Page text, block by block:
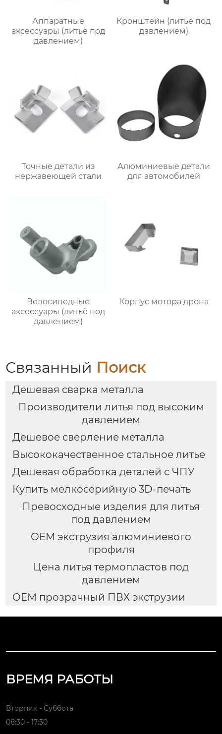
Аппаратные
аксессуары (литьё под
давлением)
Кронштейн (литьё под
давлением)
Точные детали из
нержавеющей стали
Алюминиевые детали
для автомобилей
Велосипедные
аксессуары (литьё под
давлением)
Корпус мотора дрона
Связанный Поиск
Дешевая сварка металла
Производители литья под высоким
давлением
Дешевое сверление металла
Высококачественное стальное литье
Дешевая обработка деталей с ЧПУ
Купить мелкосерийную 3D-печать
Превосходные изделия для литья
под давлением
OEM экструзия алюминиевого
профиля
Цена литья термопластов под
давлением
OEM прозрачный ПВХ экструзии
ВРЕМЯ РАБОТЫ
Вторник - Суббота
08:30 - 17:30